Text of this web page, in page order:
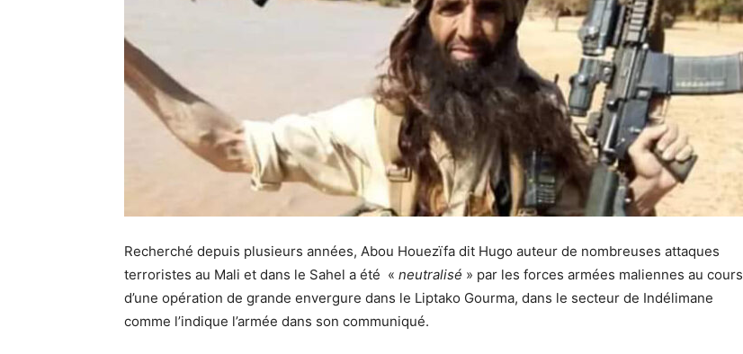
Recherché depuis plusieurs années, Abou Houezïfa dit Hugo auteur de nombreuses attaques
terroristes au Mali et dans le Sahel a été « neutralisé » par les forces armées maliennes au cours
d’une opération de grande envergure dans le Liptako Gourma, dans le secteur de Indélimane
comme l’indique l’armée dans son communiqué.